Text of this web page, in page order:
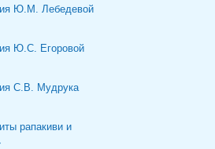
Ю.М. Лебедевой
Ю.С. Егоровой
С.В. Мудрука
рапакиви и